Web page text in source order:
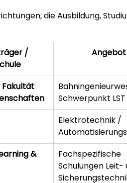
die Ausbildung,
/
Angebot
Fakultät
Schwerpunkt LST
Elektrotechnik /
&
Fachspezifische
Schulungen Leit-